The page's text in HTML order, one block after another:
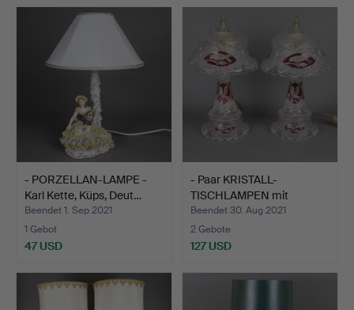
- PORZELLAN-LAMPE -
Karl Kette, Küps, Deut…
Beendet 1. Sep 2021
1 Gebot
47 USD
- Paar KRISTALL-
TISCHLAMPEN mit
Vogeldekor…
Beendet 30. Aug 2021
2 Gebote
127 USD